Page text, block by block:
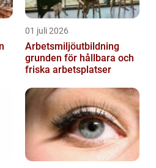
01 juli 2026
Arbetsmiljöutbildning
grunden för hållbara och
friska arbetsplatser